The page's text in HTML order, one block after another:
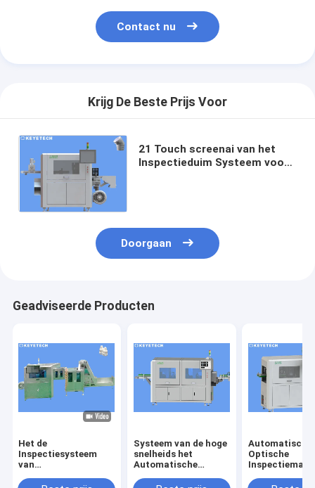
Contact nu
Krijg De Beste Prijs Voor
21 Touch screenai van het
Inspectieduim Systeem voor
Doorgaan
Geadviseerde Producten
Het de
Inspectiesysteem
van
loopt Detector voor
Systeem van de hoge
snelheids het
Automatische
voor
Automatische
Optische